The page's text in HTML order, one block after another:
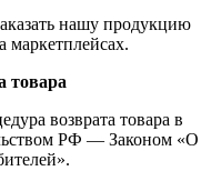
нашу продукцию
маркетплейсах.
товара
возврата товара в
РФ — Законом «О